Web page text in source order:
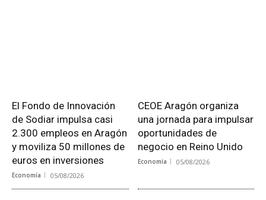
El Fondo de Innovación
de Sodiar impulsa casi
2.300 empleos en Aragón
y moviliza 50 millones de
euros en inversiones
Economía 05/08/2026
CEOE Aragón organiza
una jornada para impulsar
oportunidades de
negocio en Reino Unido
Economía 05/08/2026